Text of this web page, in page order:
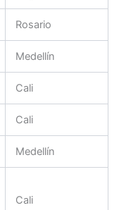
Rosario
Medellín
Cali
Cali
Medellín
Cali